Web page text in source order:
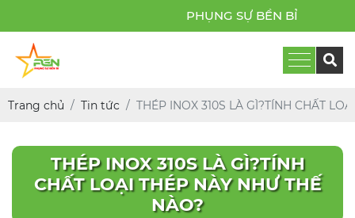
Trang chủ Tin tức THÉP INOX 310S LÀ GÌ?TÍNH CHẤT
THÉP INOX 310S LÀ GÌ?TÍNH
CHẤT LOẠI THÉP NÀY NHƯ THẾ
NÀO?